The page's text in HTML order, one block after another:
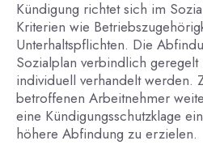
Kündigung richtet sich im
Kriterien wie
Unterhaltspflichten. Die
Sozialplan verbindlich geregelt
individuell verhandelt werden.
betroffenen Arbeitnehmer
eine Kündigungsschutzklage
höhere Abfindung zu erzielen.